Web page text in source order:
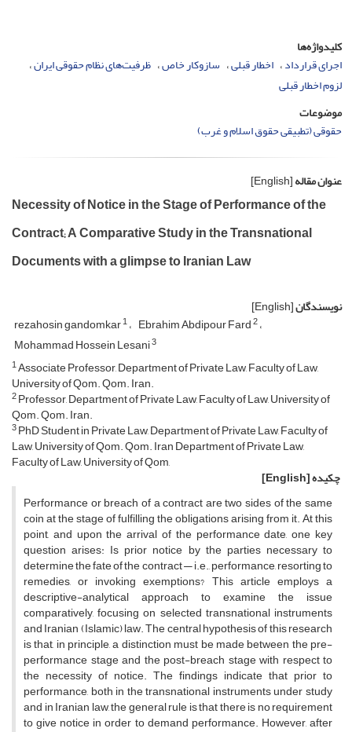
کلیدواژه‌ها
اجرای قرارداد اخطار قبلی سازوکار خاص ظرفیت‌های نظام حقوقی ایران
لزوم اخطار قبلی
موضوعات
حقوقی (تطبیقی حقوق اسلام و غرب)
عنوان مقاله[English]
Necessity of Notice in the Stage of Performance of the
Contract; A Comparative Study in the Transnational
Documents with a glimpse to Iranian Law
نویسندگان[English]
rezahosin gandomkar1 Ebrahim Abdipour Fard2
Mohammad Hossein Lesani3
1Associate Professor, Department of Private Law, Faculty of Law,
University of Qom. Qom. Iran.
2Professor, Department of Private Law, Faculty of Law, University of
Qom. Qom. Iran.
3PhD Student in Private Law, Department of Private Law, Faculty of
Law, University of Qom. Qom. Iran Department of Private Law,
Faculty of Law, University of Qom,
چکیده[English]
Performance or breach of a contract are two sides of the same
coin at the stage of fulfilling the obligations arising from it. At this
point, and upon the arrival of the performance date, one key
question arises: Is prior notice by the parties necessary to
determine the fate of the contract — i.e., performance, resorting to
remedies, or invoking exemptions? This article employs a
descriptive-analytical approach to examine the issue
comparatively, focusing on selected transnational instruments
and Iranian (Islamic) law. The central hypothesis of this research
is that, in principle, a distinction must be made between the pre-
performance stage and the post-breach stage with respect to
the necessity of notice. The findings indicate that prior to
performance, both in the transnational instruments under study
and in Iranian law, the general rule is that there is no requirement
to give notice in order to demand performance. However, after